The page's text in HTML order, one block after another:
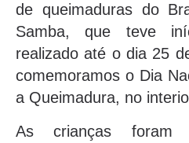
de queimaduras do
Samba, que teve
realizado até o dia 25
comemoramos o Dia
a Queimadura, no
As crianças foram